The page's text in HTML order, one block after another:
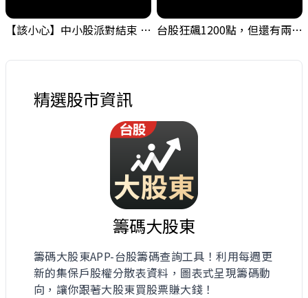
【該小心】中小股派對結束 ? 關鍵訊號都指向... 台股狂飆1200點，但還有兩關沒過｜Mr.Jimmy高志銘 #台股 #期貨 #加權指數
精選股市資訊
籌碼大股東
籌碼大股東APP-台股籌碼查詢工具！利用每週更
新的集保戶股權分散表資料，圖表式呈現籌碼動
向，讓你跟著大股東買股票賺大錢！